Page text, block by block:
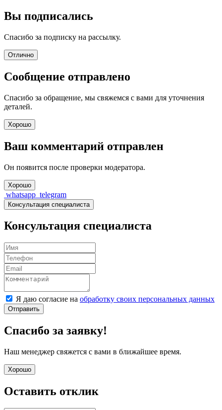
Вы подписались
Спасибо за подписку на рассылку.
Отлично
Сообщение отправлено
Спасибо за обращение, мы свяжемся с вами для уточнения
деталей.
Хорошо
Ваш комментарий отправлен
Он появится после проверки модератора.
Хорошо
whatsapp telegram
Консультация специалиста
Консультация специалиста
Я даю согласие на обработку своих персональных данных
Отправить
Спасибо за заявку!
Наш менеджер свяжется с вами в ближайшее время.
Хорошо
Оставить отклик